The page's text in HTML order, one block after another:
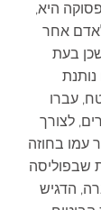
היא,
אחר
בעת
עברו
לצורך
בחוזה
שבפוליסה
הדגיש